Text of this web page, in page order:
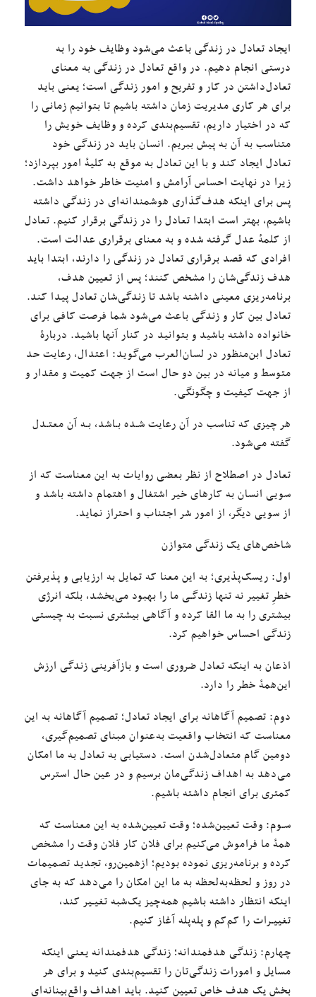
ایجاد تعادل در زندگی باعث می‌شود وظایف خود را به
درستی انجام دهیم. در واقع تعادل در زندگی به معنای
تعادل‌داشتن در کار و تفریح و امور زندگی است؛ یعنی باید
برای هر کاری مدیریت زمان داشته باشیم تا بتوانیم زمانی را
که در اختیار داریم، تقسیم‌بندی کرده و وظایف خویش را
متناسب به آن به پیش ببریم. انسان باید در زندگی خود
تعادل ایجاد کند و با این تعادل به موقع به کلیهٔ امور بپردازد؛
زیرا در نهایت احساس آرامش و امنیت خاطر خواهد داشت.
پس برای اینکه هدف‌گذاری هوشمندانه‌ای در زندگی داشته
باشیم، بهتر است ابتدا تعادل را در زندگی برقرار کنیم. تعادل
از کلمهٔ عدل گرفته شده و به معنای برقراری عدالت است.
افرادی که قصد برقراری تعادل در زندگی را دارند، ابتدا باید
هدف زندگی‌شان را مشخص کنند؛ پس از تعیین هدف،
برنامه‌ریزی معینی داشته باشد تا زندگی‌شان تعادل پیدا کند.
تعادل بین کار و زندگی باعث می‌شود شما فرصت کافی برای
خانواده داشته باشید و بتوانید در کنار آنها باشید. دربارهٔ
تعادل ابن‌منظور در لسان‌العرب می‌گوید: اعتدال، رعایت حد
متوسط و میانه در بین دو حال است از جهت کمیت و مقدار و
از جهت کیفیت و چگونگی.
هر چیزی که تناسب در آن رعایت شـده بـاشد، بـه آن معتـدل
گفته می‌شود.
تعادل در اصطلاح از نظر بعضی روایات به این معناست که از
سویی انسان به کارهای خیر اشتغال و اهتمام داشته باشد و
از سویی دیگر، از امور شر اجتناب و احتراز نماید.
شاخص‌های یک زندگی متوازن
اول: ریسک‌پذیری؛ به این معنا که تمایل به ارزیابی و پذیرفتن
خطرِ تغییر نه تنها زندگـی ما را بهبود می‌بخشد، بلکه انرژی
بیشتری را به ما القا کرده و آگاهی بیشتری نسبت به چیستی
زندگی احساس خواهیم کرد.
اذعان به اینکه تعادل ضروری است و بازآفرینی زندگی ارزش
این‌همهٔ خطر را دارد.
دوم: تصمیم آگاهانه برای ایجاد تعادل؛ تصمیم آگاهانه به این
معناست که انتخاب واقعیت به‌عنوان مبنای تصمیم‌گیری،
دومین گام متعادل‌شدن است. دستیابی به تعادل به ما امکان
می‌دهد به اهداف زندگی‌مان برسیم و در عین حال استرس
کمتری برای انجام داشته باشیم.
سـوم: وقت تعیین‌شده؛ وقت تعیین‌شده به این معناست که
همهٔ ما فراموش می‌کنیم برای فلان کار فلان وقت را مشخص
کرده و برنامه‌ریزی نموده بودیم؛ ازهمین‌رو، تجدید تصمیمات
در روز و لحظه‌به‌لحظه به ما این امکان را می‌دهد که به جای
اینکه انتظار داشته باشیم همه‌چیز یک‌شبه تغیـیر کند،
تغییـرات را کم‌کم و پله‌پله آغاز کنیم.
چهارم: زندگی هدفمندانه؛ زندگی هدفمندانه یعنی اینکه
مسایل و امورات زندگی‌تان را تقسیم‌بندی کنید و برای هر
بخش یک هدف خاص تعیین کنید. باید اهداف‌ واقع‌بینانه‌ای